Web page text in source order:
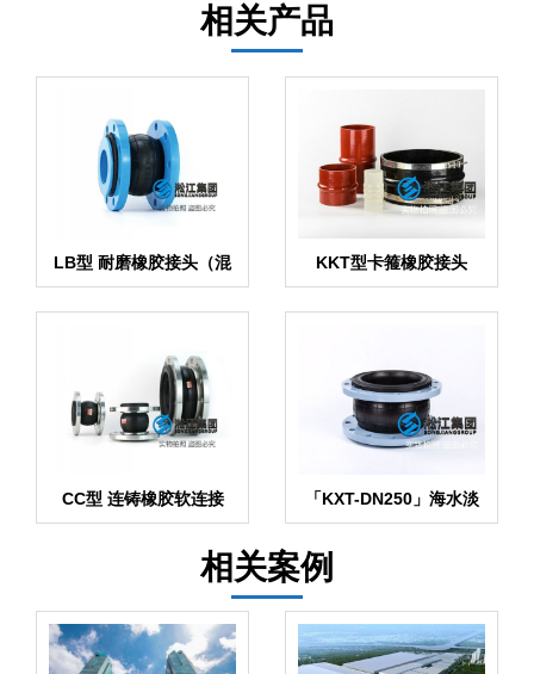
相关产品
LB型 耐磨橡胶接头（混
凝土 硅砂石 泥浆 磨料 纸
浆）
KKT型卡箍橡胶接头
CC型 连铸橡胶软连接
「KXT-DN250」海水淡
化避震接头
相关案例